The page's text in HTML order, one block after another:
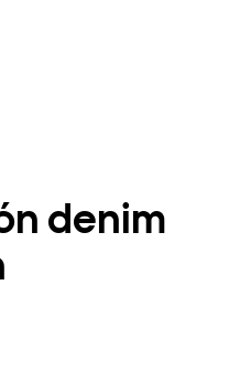
denim